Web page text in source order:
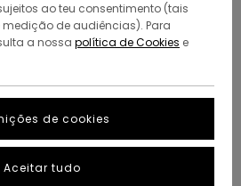
ao teu consentimento (tais
de audiências). Para
a nossa política de Cookies e
de cookies
Aceitar tudo